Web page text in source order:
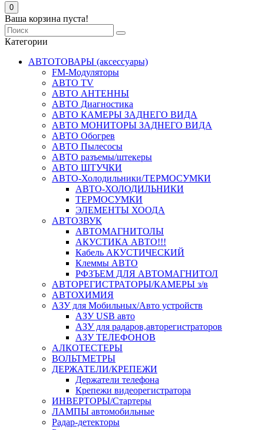
0
Ваша корзина пуста!
Категории
АВТОТОВАРЫ (аксессуары)
FM-Модуляторы
АВТО TV
АВТО АНТЕННЫ
АВТО Диагностика
АВТО КАМЕРЫ ЗАДНЕГО ВИДА
АВТО МОНИТОРЫ ЗАДНЕГО ВИДА
АВТО Обогрев
АВТО Пылесосы
АВТО разъемы/штекеры
АВТО ШТУЧКИ
АВТО-Холодильники/ТЕРМОСУМКИ
АВТО-ХОЛОДИЛЬНИКИ
ТЕРМОСУМКИ
ЭЛЕМЕНТЫ ХООДА
АВТОЗВУК
АВТОМАГНИТОЛЫ
АКУСТИКА АВТО!!!
Кабель АКУСТИЧЕСКИЙ
Клеммы АВТО
РФЗЪЕМ ДЛЯ АВТОМАГНИТОЛ
АВТОРЕГИСТРАТОРЫ/КАМЕРЫ з/в
АВТОХИМИЯ
АЗУ для Мобильных/Авто устройств
АЗУ USB авто
АЗУ для радаров,авторегистраторов
АЗУ ТЕЛЕФОНОВ
АЛКОТЕСТЕРЫ
ВОЛЬТМЕТРЫ
ДЕРЖАТЕЛИ/КРЕПЕЖИ
Держатели телефона
Крепежи видеорегистратора
ИНВЕРТОРЫ/Стартеры
ЛАМПЫ автомобильные
Радар-детекторы